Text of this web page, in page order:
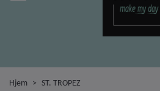
Hjem
ST. TROPEZ